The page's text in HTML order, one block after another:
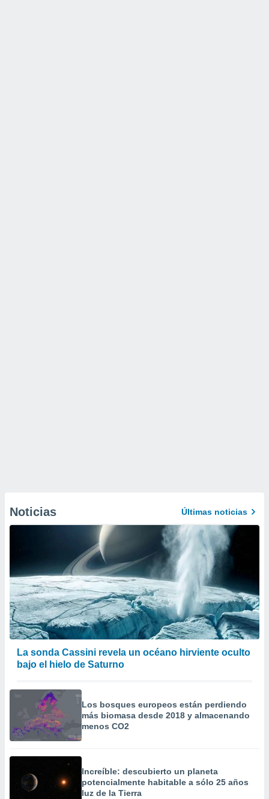
Noticias Últimas noticias
La sonda Cassini revela un océano hirviente oculto
bajo el hielo de Saturno
Los bosques europeos están perdiendo
más biomasa desde 2018 y almacenando
menos CO2
Increíble: descubierto un planeta
potencialmente habitable a sólo 25 años
luz de la Tierra